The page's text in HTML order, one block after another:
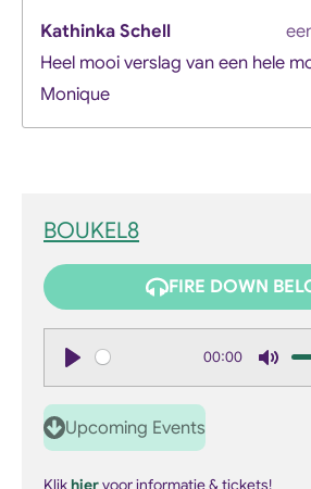
Kathinka Schell
Heel mooi verslag van een hele
Monique
BOUKEL8
FIRE DOWN
P
l
a
00:00
M
Upcoming Events